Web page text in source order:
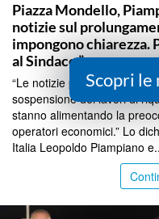
Piazza Mondello,
notizie sul
impongono chiarezza.
al Sindaco.”
“Le notizie pubblicate oggi
sospensione dei lavori di
stanno alimentando la
operatori economici.” Lo
Italia Leopoldo Piampiano
Scopri